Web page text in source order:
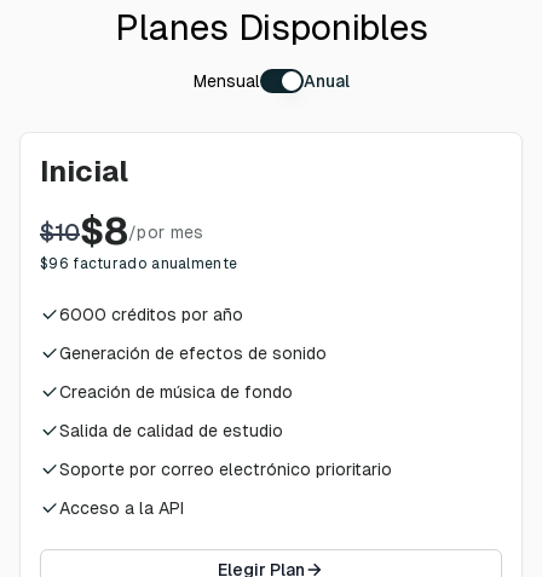
Planes Disponibles
Mensual Anual
Inicial
$10$8/por mes
$96 facturado anualmente
6000 créditos por año
Generación de efectos de sonido
Creación de música de fondo
Salida de calidad de estudio
Soporte por correo electrónico prioritario
Acceso a la API
Elegir Plan